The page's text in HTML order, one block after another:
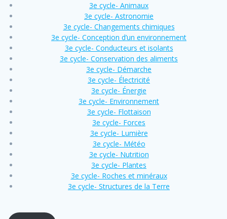
3e cycle- Animaux
3e cycle- Astronomie
3e cycle- Changements chimiques
3e cycle- Conception d’un environnement
3e cycle- Conducteurs et isolants
3e cycle- Conservation des aliments
3e cycle- Démarche
3e cycle- Électricité
3e cycle- Énergie
3e cycle- Environnement
3e cycle- Flottaison
3e cycle- Forces
3e cycle- Lumière
3e cycle- Météo
3e cycle- Nutrition
3e cycle- Plantes
3e cycle- Roches et minéraux
3e cycle- Structures de la Terre